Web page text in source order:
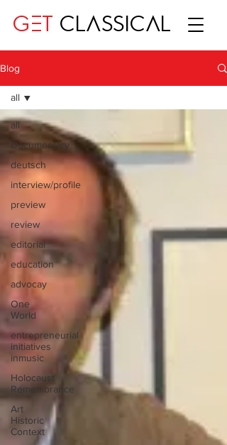
GET CLASSICAL
Blog
all
Documentary
deutsch
interview/profile
preview
review
editorial
education
advocay
One
World
entrepreneurial
initiatives
inmusic
Holocaust
Remembrance
Art
Historic
Context
all